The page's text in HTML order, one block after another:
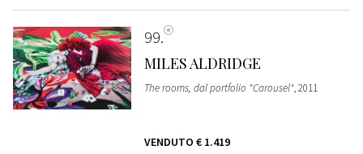
99
MILES ALDRIDGE
The rooms, dal portfolio "Carousel", 2011
VENDUTO € 1.419